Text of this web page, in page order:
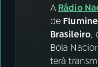
ACOMPANHE A RÁDIO
YouTube
Instagram
A Rádio
de
Brasileiro,
Bola
terá